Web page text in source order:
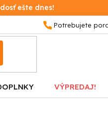
ešte dnes!
VÝPREDAJ!